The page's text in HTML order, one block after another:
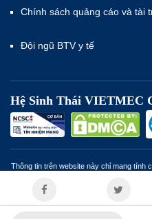
Chính sách quảng cáo và tài
Đội ngũ BTV y tế
Hệ Sinh Thái VIETMEC
Thông tin trên website này chỉ mang tính
viên y tế.